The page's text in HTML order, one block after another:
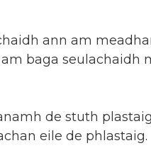
ann am
baga seulachaidh
de stuth
eile de phlastaig.